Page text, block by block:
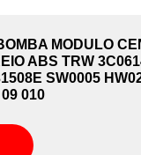
MODULO
ABS TRW
SW0005
010